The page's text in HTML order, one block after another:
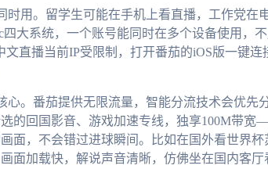
时用。留学生可能在手机上看直播，工作党在
四大系统，一个账号能同时在多个设备使用，
文直播当前IP受限制，打开番茄的iOS版一键连
心。番茄提供无限流量，智能分流技术会优先
的回国影音、游戏加速专线，独享100M带
面，不会错过进球瞬间。比如在国外看世界杯
面加载快，解说声音清晰，仿佛坐在国内客厅